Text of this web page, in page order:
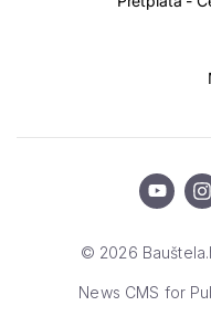
© 2026
News CMS for